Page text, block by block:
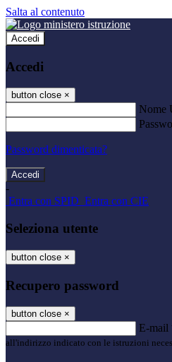
Salta al contenuto
Accedi
Accedi
button close ×
Nome
Password dimenticata?
-
Entra con SPID Entra con CIE
Seleziona utente
button close ×
Recupero password
button close ×
E-mail
all'indirizzo indicato con le istruzioni